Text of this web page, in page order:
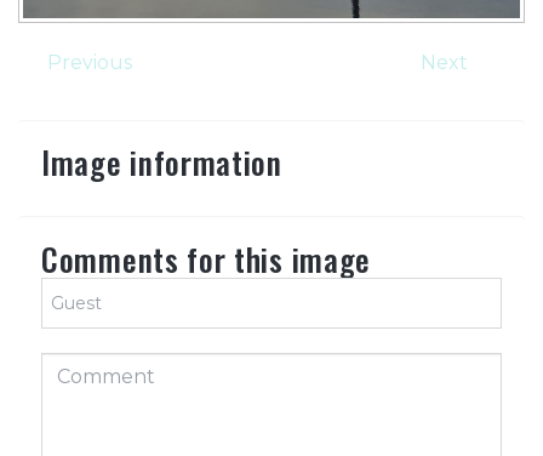
Previous Next
Image information
Comments for this image